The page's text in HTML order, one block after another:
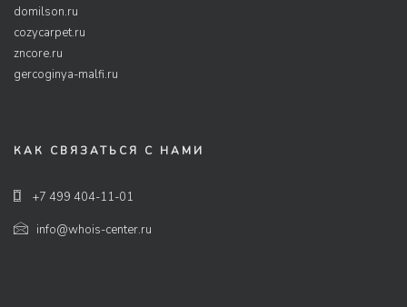
domilson.ru
cozycarpet.ru
zncore.ru
gercoginya-malfi.ru
КАК СВЯЗАТЬСЯ С НАМИ
+7 499 404-11-01
info@whois-center.ru